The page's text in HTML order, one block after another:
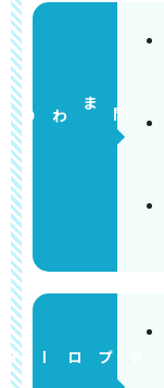
門まわり
アプローチ